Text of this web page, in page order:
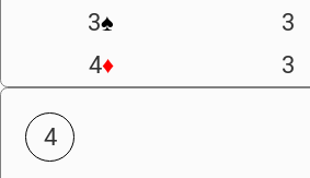
3♠ 3
4♦ 3
4